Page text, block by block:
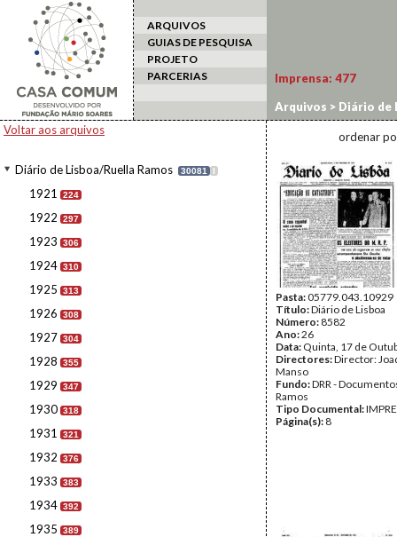
ARQUIVOS
GUIAS DE PESQUISA
PROJETO
PARCERIAS
Voltar aos arquivos
Diário de Lisboa/Ruella Ramos 30081 I
1921 224
1922 297
1923 306
1924 310
1925 313
1926 308
1927 304
1928 355
1929 347
1930 318
1931 321
1932 376
1933 383
1934 392
1935 389
Imprensa: 477
Arquivos > Diário de
ordenar
Pasta:05779.043.10929
Título:Diário de Lisboa
Número: 8582
Ano:26
Data: Quinta, 17 de
Directores:Director:
Manso
Fundo:DRR -
Ramos
Tipo Documental:
Página(s): 8